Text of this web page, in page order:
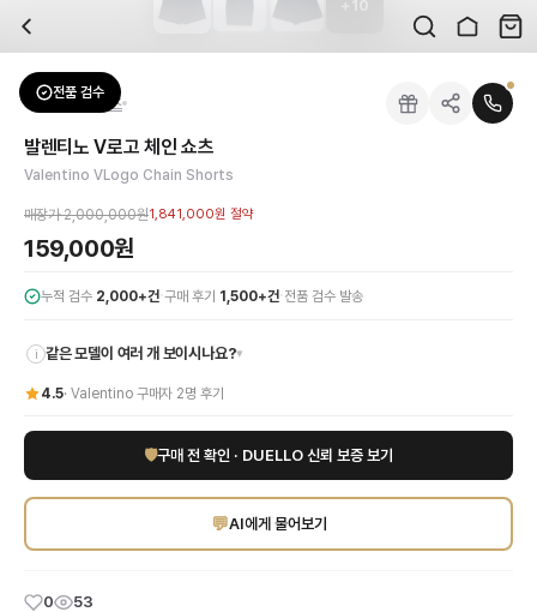
배송은 얼마나 걸리나요?
검수는 어떻게 진행되나요? 검수 사진을 받을 수 있나요?
전문 스태프가 실물 상품을 직접 확인한 후 검수 사진을 제공합니다. 가죽 재질,
교환이나 반품이 가능한가요?
수령 후 7일 이내 신청하시면 상품 하자, 사이즈 불일치, 고객 변심 모두 교환·반
쿠폰과 적립금을 함께 사용할 수 있나요?
네, 쿠폰과 적립금을 결제 시 함께 사용하실 수 있습니다. 적립금은 1,000원 이상
사이즈는 어떻게 선택하나요?
상품 상세의 사이즈 정보를 참고해 선택하시고, 사이즈 선택이 어려우시면 카카오
발렌티노 V로고 체인 쇼츠
브랜드:
성별:여성
색상:네이비
가격:159,000 원
발렌티노의 아이코닉한 감각이 돋보이는 V로고 체인 쇼츠를 만나보세요. 고급스
발렌티노 V로고 체인 쇼츠
10
전품 검수
Valentino 쇼츠
발렌티노 V로고 체인 쇼츠
Valentino VLogo Chain Shorts
매장가2,000,000원1,841,000원 절약
159,000원
누적 검수 2,000+건·구매 후기 1,500+건· 전품 검수 발송
i 같은 모델이 여러 개 보이시나요?▾
4.5· Valentino 구매자 2명 후기
🛡구매 전 확인 · DUELLO 신뢰 보증 보기
💬AI에게 물어보기
0 53